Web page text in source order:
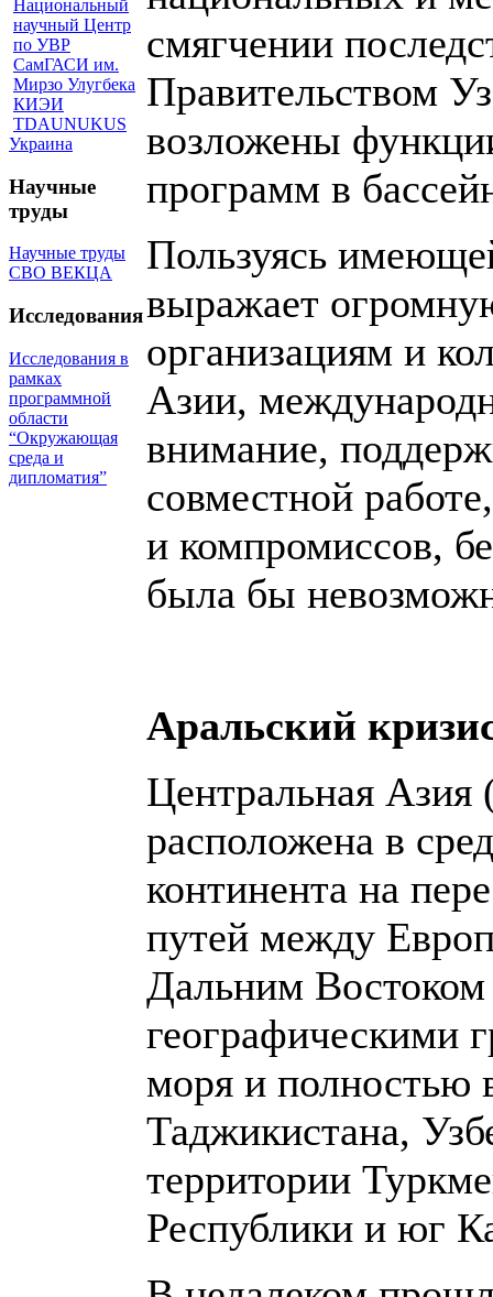
Национальный
научный Центр
по УВР
СамГАСИ им.
Мирзо Улугбека
КИЭИ
TDAUNUKUS
Украина
Научные
труды
Научные труды
СВО ВЕКЦА
Исследования
Исследования в
рамках
программной
области
“Окружающая
среда и
дипломатия”
смягчении
Правительством
возложены
программ в
Пользуясь
выражает
организациям и
Азии,
внимание,
совместной
и компромиссов,
была бы
Аральский
Центральная
расположена в
континента на
путей между
Дальним Востоком
географическими
моря и полностью
Таджикистана,
территории
Республики и юг